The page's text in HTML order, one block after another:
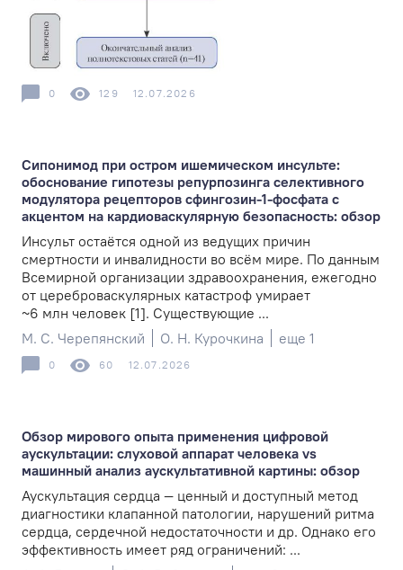
0 129 12.07.2026
Сипонимод при остром ишемическом инсульте:
обоснование гипотезы репурпозинга селективного
модулятора рецепторов сфингозин-1-фосфата с
акцентом на кардиоваскулярную безопасность: обзор
Инсульт остаётся одной из ведущих причин
смертности и инвалидности во всём мире. По данным
Всемирной организации здравоохранения, ежегодно
от цереброваскулярных катастроф умирает
~6 млн человек [1]. Существующие ...
М. С. Черепянский
О. Н. Курочкина еще 1
0 60 12.07.2026
Обзор мирового опыта применения цифровой
аускультации: слуховой аппарат человека vs
машинный анализ аускультативной картины: обзор
Аускультация сердца — ценный и доступный метод
диагностики клапанной патологии, нарушений ритма
сердца, сердечной недостаточности и др. Однако его
эффективность имеет ряд ограничений: ...